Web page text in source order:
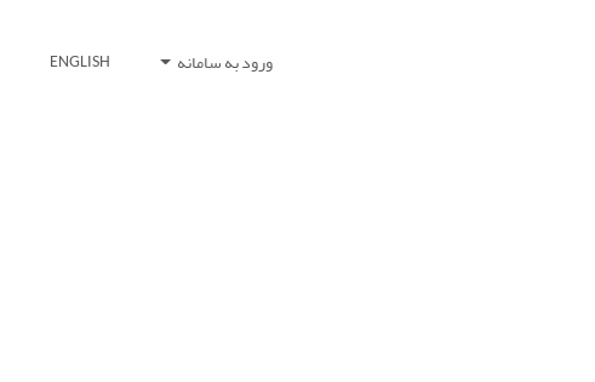
ورود به سامانه ENGLISH